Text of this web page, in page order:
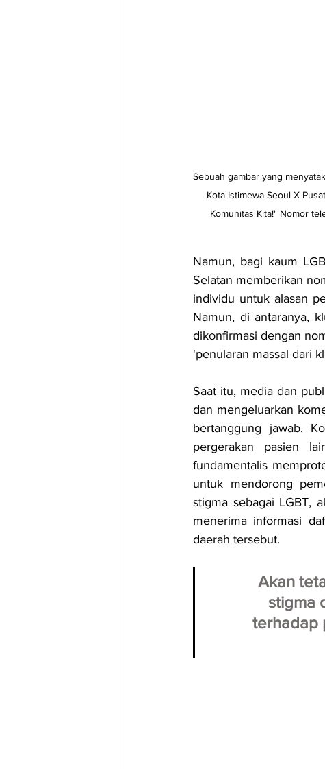
Sebuah gambar yang
Kota Istimewa Seoul X
Komunitas Kita!" Nomor
Namun, bagi kaum
Selatan memberikan
individu untuk alasan
Namun, di antaranya,
dikonfirmasi dengan
'penularan massal dari
Saat itu, media dan
dan mengeluarkan
bertanggung jawab.
pergerakan pasien
fundamentalis
untuk mendorong
stigma sebagai LGBT,
menerima informasi
daerah tersebut.
Akan
stigma
terhadap